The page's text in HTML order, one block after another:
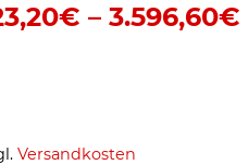
€ –3.596,60€
Versandkosten